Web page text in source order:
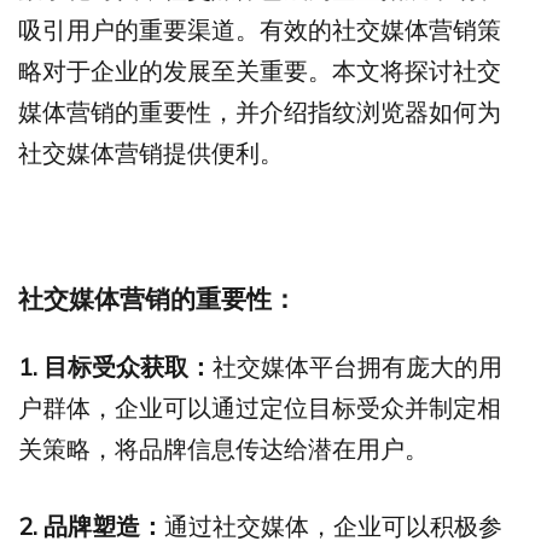
吸引用户的重要渠道。有效的社交媒体营销策
略对于企业的发展至关重要。本文将探讨社交
媒体营销的重要性，并介绍指纹浏览器如何为
社交媒体营销提供便利。
社交媒体营销的重要性：
1. 目标受众获取： 社交媒体平台拥有庞大的用
户群体，企业可以通过定位目标受众并制定相
关策略，将品牌信息传达给潜在用户。
2. 品牌塑造： 通过社交媒体，企业可以积极参